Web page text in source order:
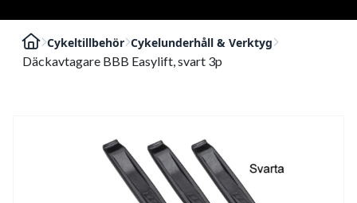
Cykeltillbehör Cykelunderhåll & Verktyg
Däckavtagare BBB Easylift, svart 3p